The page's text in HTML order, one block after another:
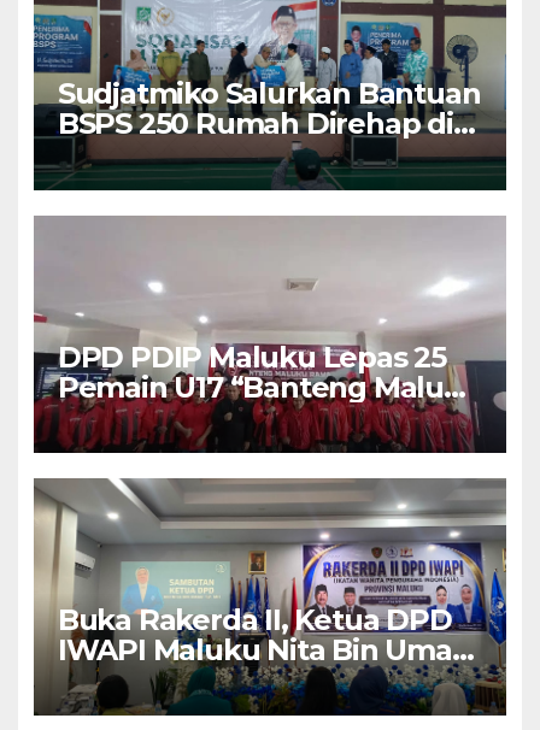
Sudjatmiko Salurkan Bantuan
BSPS 250 Rumah Direhap di
Depok
DPD PDIP Maluku Lepas 25
Pemain U17 “Banteng Maluku
Raya” ke Sokerano Cup di
Jawa Timur
Buka Rakerda II, Ketua DPD
IWAPI Maluku Nita Bin Umar:
Perempuan Pengusaha Pilar
Penggerak UMKM